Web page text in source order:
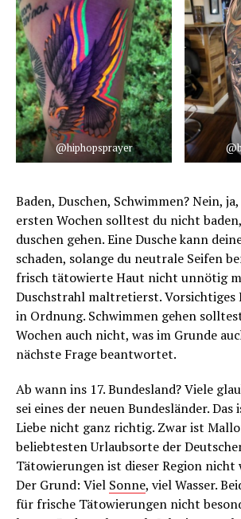
@hiphopsprayer
Baden, Duschen, Schwimmen? Nein,
ersten Wochen solltest du nicht
duschen gehen. Eine Dusche kann
schaden, solange du neutrale Seifen
frisch tätowierte Haut nicht unnötig
Duschstrahl maltretierst. Vorsichtiges
in Ordnung. Schwimmen gehen
Wochen auch nicht, was im Grunde
nächste Frage beantwortet.
Ab wann ins 17. Bundesland? Viele
sei eines der neuen Bundesländer.
Liebe nicht ganz richtig. Zwar ist
beliebtesten Urlaubsorte der
Tätowierungen ist dieser Region
Der Grund: Viel Sonne, viel Wasser.
für frische Tätowierungen nicht